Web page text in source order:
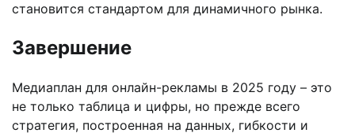
становится стандартом для динамичного рынка.
Завершение
Медиаплан для онлайн-рекламы в 2025 году – это
не только таблица и цифры, но прежде всего
стратегия, построенная на данных, гибкости и